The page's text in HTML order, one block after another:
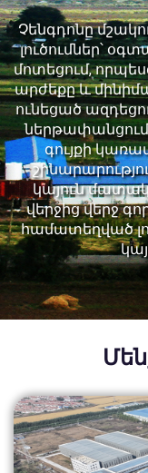
Չենգդոնը
լուծումներ՝
մոտեցում,
արժեքը և
ունեցած
ներթափանցում
գույքի
կայուն
վերջից վերջ
համատեղված